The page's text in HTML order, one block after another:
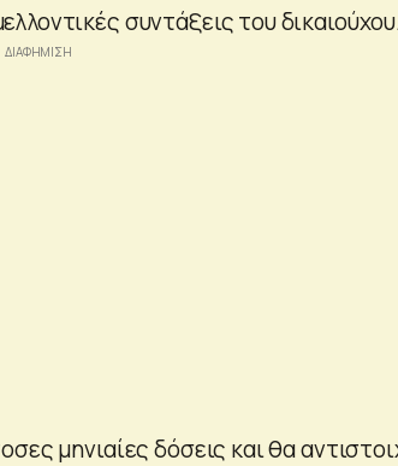
συντάξεις του
μηνιαίες δόσεις και θα